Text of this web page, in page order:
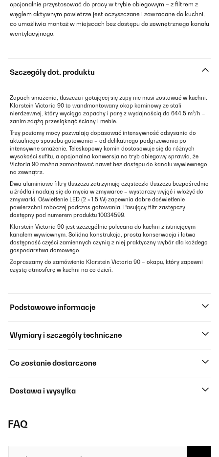
opcjonalnie przystosować do pracy w trybie obiegowym – z filtrem z
węglem aktywnym powietrze jest oczyszczane i zawracane do kuchni,
co umożliwia montaż w miejscach bez dostępu do zewnętrznego kanału
wentylacyjnego.
Szczegóły dot. produktu
Zapach smażenia, tłuszczu i gotującej się zupy nie musi zostawać w kuchni.
Klarstein Victoria 90 to wandmontowany okap kominowy ze stali
nierdzewnej, który wyciąga zapachy i parę z wydajnością do 644,5 m³/h –
zanim zdążą przesiąknąć ściany i meble.
Trzy poziomy mocy pozwalają dopasować intensywność odsysania do
aktualnego sposobu gotowania – od delikatnego podgrzewania po
intensywne smażenie. Teleskopowy komin dostosowuje się do różnych
wysokości sufitu, a opcjonalna konwersja na tryb obiegowy sprawia, że
Victoria 90 można zamontować nawet bez dostępu do kanału wywiewnego
na zewnątrz.
Dwa aluminiowe filtry tłuszczu zatrzymują cząsteczki tłuszczu bezpośrednio
u źródła i nadają się do mycia w zmywarce – wystarczy wyjąć i włożyć do
zmywarki. Oświetlenie LED (2 × 1,5 W) zapewnia dobre doświetlenie
powierzchni roboczej podczas gotowania. Pasujący filtr zastępczy
dostępny pod numerem produktu 10034599.
Klarstein Victoria 90 jest szczególnie polecana do kuchni z istniejącym
kanałem wywiewnym. Solidna konstrukcja, prosta konserwacja i łatwa
dostępność części zamiennych czynią z niej praktyczny wybór dla każdego
gospodarstwa domowego.
Zapraszamy do zamówienia Klarstein Victoria 90 – okapu, który zapewni
czystą atmosferę w kuchni na co dzień.
Podstawowe informacje
Wymiary i szczegóły techniczne
Co zostanie dostarczone
Dostawa i wysyłka
FAQ